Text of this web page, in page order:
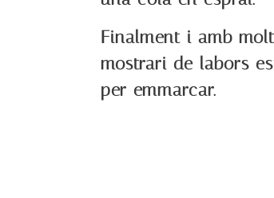
Finalment i amb
mostrari de labors
per emmarcar.